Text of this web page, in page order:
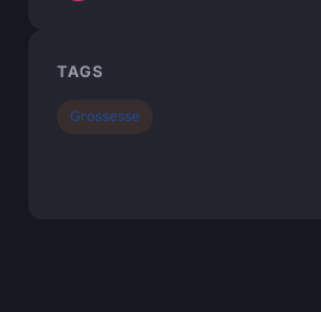
TAGS
Grossesse